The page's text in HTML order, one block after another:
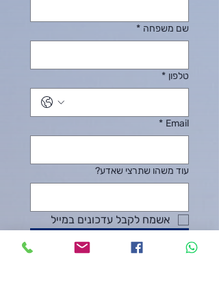
שם משפחה *
טלפון *
Email
*
עוד משהו שתרצי שאדע?
אשמח לקבל עדכונים במייל